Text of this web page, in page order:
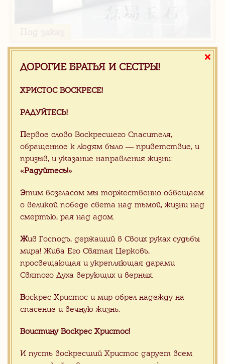
Каменный иконостас (15)
Продукция для храмов (105)
Каталог камня
Гранитная плитка византийская
мозаика
Наши клиенты (1)
Акции (29)
Цены
ДОРОГИЕ БРАТЬЯ И СЕСТРЫ!
ХРИСТОС ВОСКРЕСЕ!
РАДУЙТЕСЬ!
Первое слово Воскресшего Спасителя,
обращенное к людям было — приветствие, и
призыв, и указание направления жизни:
«Радуйтесь!»
Этим возгласом мы торжественно обвещаем
о великой победе света над тьмой, жизни над
смертью, рая над адом.
Жив Господь, держащий в Своих руках судьбы
мира! Жива Его Святая Церковь,
просвещающая и укрепляющая дарами
Святого Духа верующих и верных.
Воскрес Христос и мир обрел надежду на
спасение и вечную жизнь.
Воистину Воскрес Христос!
И пусть воскресший Христос дарует всем